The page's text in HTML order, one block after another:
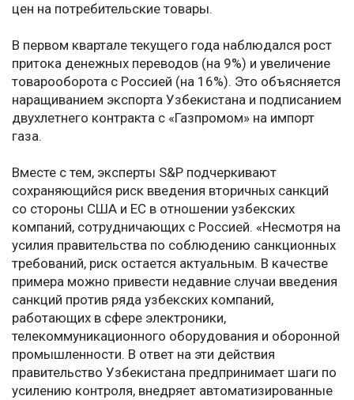
цен на потребительские товары.
В первом квартале текущего года наблюдался рост
притока денежных переводов (на 9%) и увеличение
товарооборота с Россией (на 16%). Это объясняется
наращиванием экспорта Узбекистана и подписанием
двухлетнего контракта с «Газпромом» на импорт
газа.
Вместе с тем, эксперты S&P подчеркивают
сохраняющийся риск введения вторичных санкций
со стороны США и ЕС в отношении узбекских
компаний, сотрудничающих с Россией. «Несмотря на
усилия правительства по соблюдению санкционных
требований, риск остается актуальным. В качестве
примера можно привести недавние случаи введения
санкций против ряда узбекских компаний,
работающих в сфере электроники,
телекоммуникационного оборудования и оборонной
промышленности. В ответ на эти действия
правительство Узбекистана предпринимает шаги по
усилению контроля, внедряет автоматизированные